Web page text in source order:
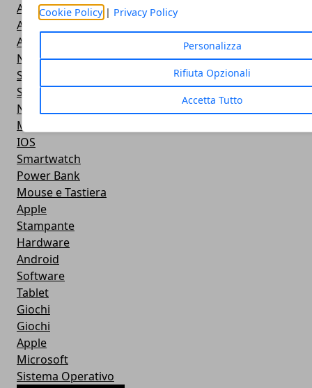
Cookie Policy| Privacy Policy
Personalizza
Rifiuta Opzionali
Accetta Tutto
Altoparlanti
Action Camera
Android
Navigazione
Smart TV
Smartphone
Notebook
Monitor
IOS
Smartwatch
Power Bank
Mouse e Tastiera
Apple
Stampante
Hardware
Android
Software
Tablet
Giochi
Giochi
Apple
Microsoft
Sistema Operativo